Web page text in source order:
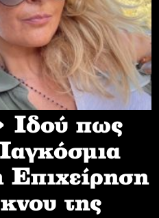
Iδού πως
Επιχείρηση
της